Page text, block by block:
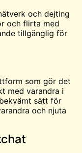
och dejting
och flirta med
tillgänglig för
som gör det
med varandra i
sätt för
och njuta